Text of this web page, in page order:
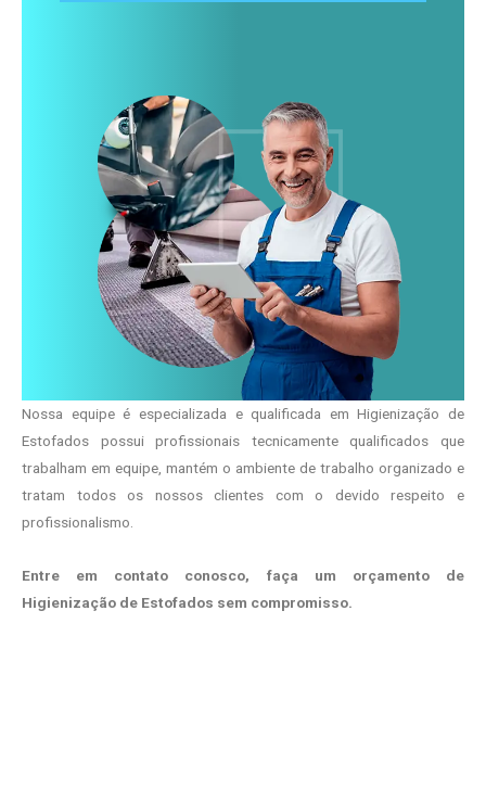
Nossa equipe é especializada e qualificada em Higienização de
Estofados possui profissionais tecnicamente qualificados que
trabalham em equipe, mantém o ambiente de trabalho organizado e
tratam todos os nossos clientes com o devido respeito e
profissionalismo.
Entre em contato conosco, faça um orçamento de
Higienização de Estofados sem compromisso.